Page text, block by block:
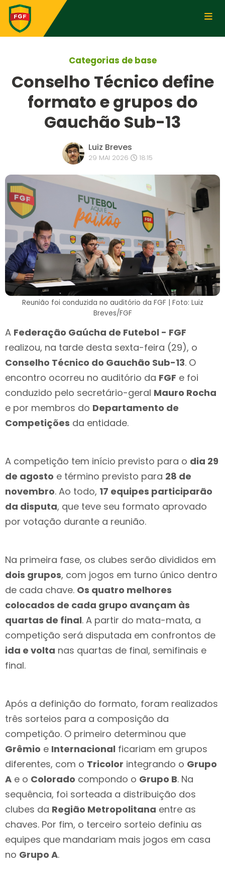
Categorias de base
Conselho Técnico define
formato e grupos do
Gauchão Sub-13
Luiz Breves
29 MAI 2026 18:15
Reunião foi conduzida no auditório da FGF | Foto: Luiz
Breves/FGF
A Federação Gaúcha de Futebol - FGF
realizou, na tarde desta sexta-feira (29), o
Conselho Técnico do Gauchão Sub-13. O
encontro ocorreu no auditório da FGF e foi
conduzido pelo secretário-geral Mauro Rocha
e por membros do Departamento de
Competições da entidade.
A competição tem início previsto para o dia 29
de agosto e término previsto para 28 de
novembro. Ao todo, 17 equipes participarão
da disputa, que teve seu formato aprovado
por votação durante a reunião.
Na primeira fase, os clubes serão divididos em
dois grupos, com jogos em turno único dentro
de cada chave. Os quatro melhores
colocados de cada grupo avançam às
quartas de final. A partir do mata-mata, a
competição será disputada em confrontos de
ida e volta nas quartas de final, semifinais e
final.
Após a definição do formato, foram realizados
três sorteios para a composição da
competição. O primeiro determinou que
Grêmio e Internacional ficariam em grupos
diferentes, com o Tricolor integrando o Grupo
A e o Colorado compondo o Grupo B. Na
sequência, foi sorteada a distribuição dos
clubes da Região Metropolitana entre as
chaves. Por fim, o terceiro sorteio definiu as
equipes que mandariam mais jogos em casa
no Grupo A.